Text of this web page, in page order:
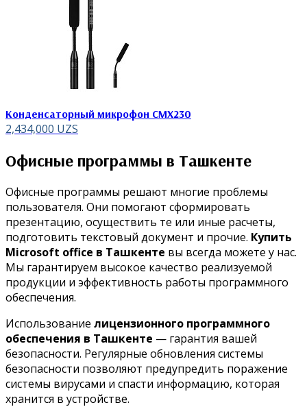
Конденсаторный микрофон CMX230
2,434,000 UZS
Офисные программы в Ташкенте
Офисные программы решают многие проблемы
пользователя. Они помогают сформировать
презентацию, осуществить те или иные расчеты,
подготовить текстовый документ и прочие. Купить
Microsoft office в Ташкенте вы всегда можете у нас.
Мы гарантируем высокое качество реализуемой
продукции и эффективность работы программного
обеспечения.
Использование лицензионного программного
обеспечения в Ташкенте — гарантия вашей
безопасности. Регулярные обновления системы
безопасности позволяют предупредить поражение
системы вирусами и спасти информацию, которая
хранится в устройстве.